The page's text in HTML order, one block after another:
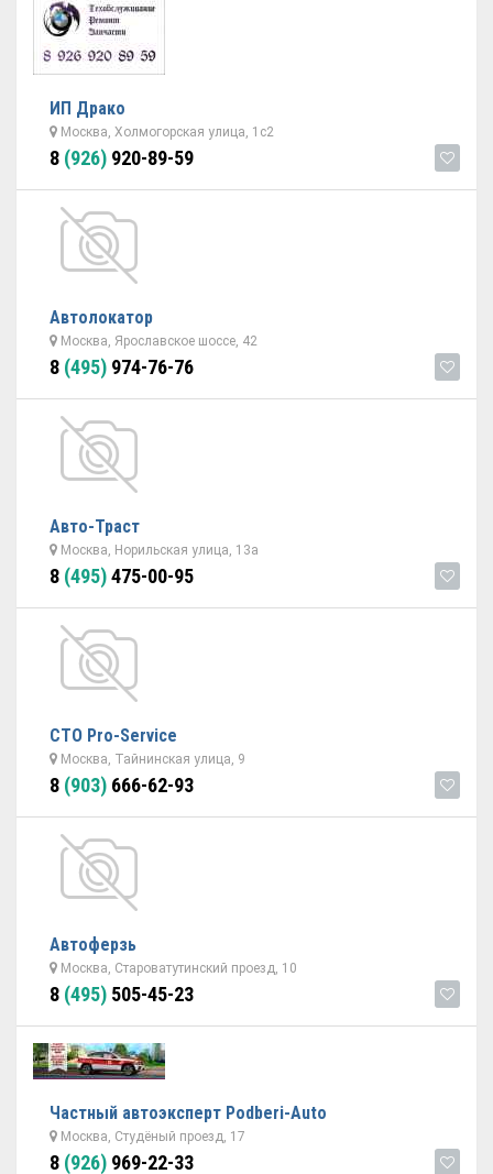
ИП Драко
Москва, Холмогорская улица, 1с2
8 (926) 920-89-59
Автолокатор
Москва, Ярославское шоссе, 42
8 (495) 974-76-76
Авто-Траст
Москва, Норильская улица, 13а
8 (495)475-00-95
СТО Pro-Service
Москва, Тайнинская улица, 9
8 (903) 666-62-93
Автоферзь
Москва, Староватутинский проезд, 10
8 (495) 505-45-23
Частный автоэксперт Podberi-Auto
Москва, Студёный проезд, 17
8 (926) 969-22-33